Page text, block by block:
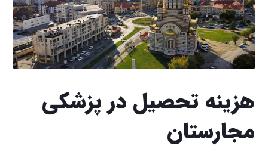
هزینه تحصیل در پزشکی
مجارستان